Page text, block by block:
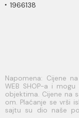
1966138
Napomena: Cijene
WEB SHOP-a i
objektima. Cijene na
om. Plaćanje se vrši
sajtu su dio naše